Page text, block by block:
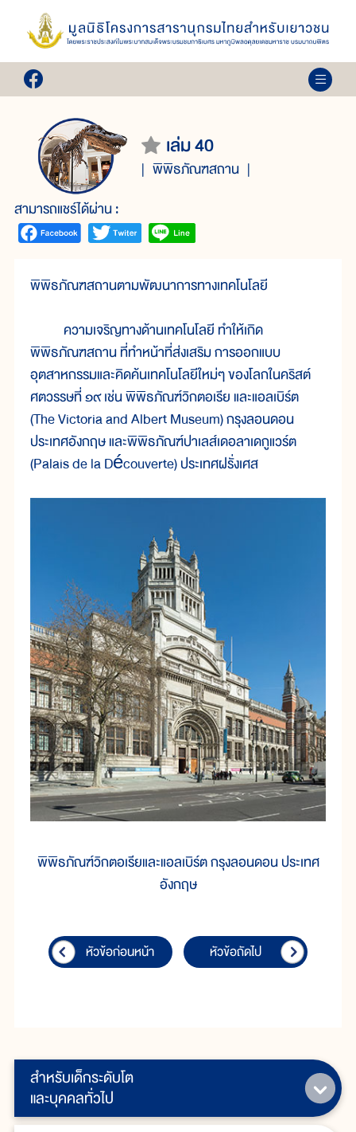
เล่ม 40
พิพิธภัณฑสถาน
สามารถแชร์ได้ผ่าน :
สำหรับเด็กระดับโต
และบุคคลทั่วไป
พิพิธภัณฑสถานตามพัฒนาการทางเทคโนโลยี
ความเจริญทางด้านเทคโนโลยี ทำให้เกิด
พิพิธภัณฑสถาน ที่ทำหน้าที่ส่งเสริม การออกแบบ
อุตสาหกรรมและคิดค้นเทคโนโลยีใหม่ๆ ของโลกในคริสต์
ศตวรรษที่ ๑๙ เช่น พิพิธภัณฑ์วิกตอเรีย และแอลเบิร์ต
(The Victoria and Albert Museum) กรุงลอนดอน
ประเทศอังกฤษ และพิพิธภัณฑ์ปาเลส์เดอลาเดกูแวร์ต
(Palais de la Découverte) ประเทศฝรั่งเศส
พิพิธภัณฑ์วิกตอเรียและแอลเบิร์ต กรุงลอนดอน ประเทศ
อังกฤษ
หัวข้อก่อนหน้า หัวข้อถัดไป